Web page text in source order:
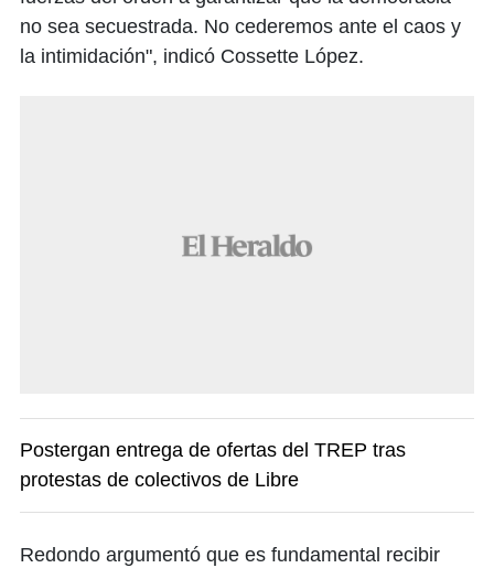
no sea secuestrada. No cederemos ante el caos y
la intimidación", indicó Cossette López.
Postergan entrega de ofertas del TREP tras
protestas de colectivos de Libre
Redondo argumentó que es fundamental recibir